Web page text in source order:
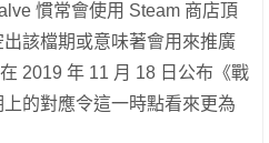
慣常會使用 Steam 商店頂
該檔期或意味著會用來推廣
2019 年 11 月 18 日公布《戰
的對應令這一時點看來更為